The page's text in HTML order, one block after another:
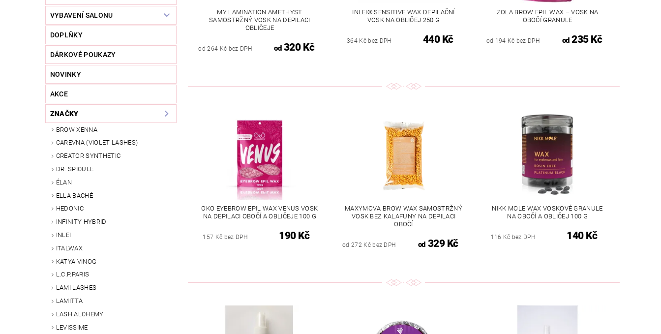
VYBAVENÍ SALONU
DOPLŇKY
DÁRKOVÉ POUKAZY
NOVINKY
AKCE
ZNAČKY
BROW XENNA
CAREVNA (VIOLET LASHES)
CREATOR SYNTHETIC
DR. SPICULE
ÉLAN
ELLA BACHÉ
HEDONIC
INFINITY HYBRID
INLEI
ITALWAX
KATYA VINOG
L.C.P.PARIS
LAMI LASHES
LAMITTA
LASH ALCHEMY
LEVISSIME
MY LAMINATION AMETHYST
SAMOSTRŽNÝ VOSK NA DEPILACI
OBLIČEJE
od 264 Kč bez DPH od320 Kč
INLEI® SENSITIVE WAX DEPILAČNÍ
VOSK NA OBLIČEJ 250 G
364 Kč bez DPH 440 Kč
ZOLA BROW EPIL WAX – VOSK NA
OBOČÍ GRANULE
od 194 Kč bez DPH od235 Kč
OKO EYEBROW EPIL WAX VENUS VOSK
NA DEPILACI OBOČÍ A OBLIČEJE 100 G
157 Kč bez DPH 190 Kč
MAXYMOVA BROW WAX SAMOSTRŽNÝ
VOSK BEZ KALAFUNY NA DEPILACI
OBOČÍ
od 272 Kč bez DPH od 329 Kč
NIKK MOLE WAX VOSKOVÉ GRANULE
NA OBOČÍ A OBLIČEJ 100 G
116 Kč bez DPH 140 Kč